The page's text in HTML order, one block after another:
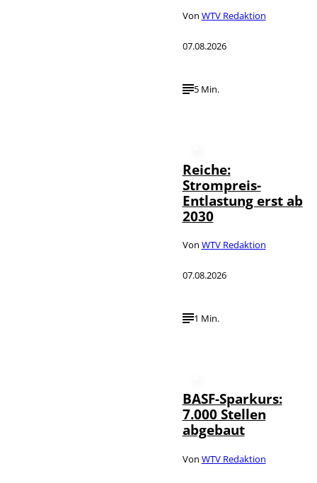
Von WTV Redaktion
07.08.2026
5 Min.
Reiche:
Strompreis-
Entlastung erst ab
2030
Von WTV Redaktion
07.08.2026
1 Min.
BASF-Sparkurs:
7.000 Stellen
abgebaut
Von WTV Redaktion